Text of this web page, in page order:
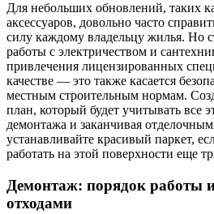
Для небольших обновлений, таких
аксессуаров, довольно часто
силу каждому владельцу жилья. Но
работы с электричеством и
привлечения лицензированных
качестве — это также касается
местным строительным нормам.
план, который будет учитывать все
демонтажа и заканчивая
устанавливайте красивый паркет,
работать на этой поверхности еще
Демонтаж: порядок работы
отходами